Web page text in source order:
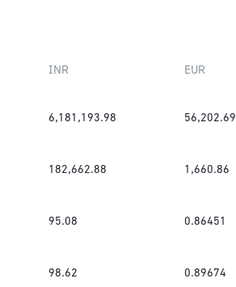
INR EUR
6,181,193.98 56,202.69
182,662.88 1,660.86
95.08 0.86451
98.62 0.89674